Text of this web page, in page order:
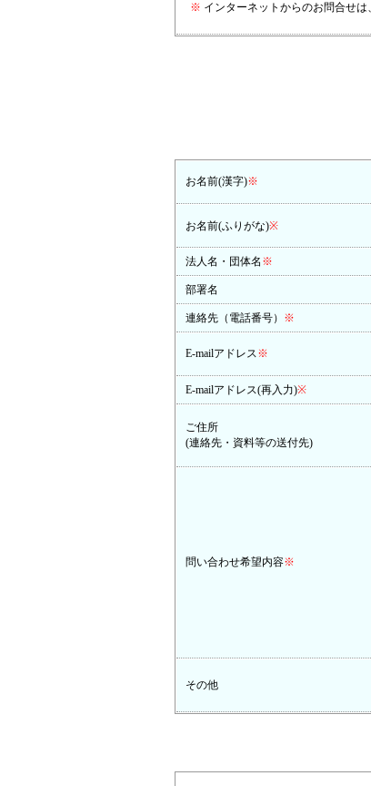
※ インターネットからのお問合せは
お名前(漢字)※
お名前(ふりがな)※
法人名・団体名 ※
部署名
連絡先（電話番号） ※
E-mailアドレス※
E-mailアドレス(再入力)※
ご住所
(連絡先・資料等の送付先)
問い合わせ希望内容※
その他